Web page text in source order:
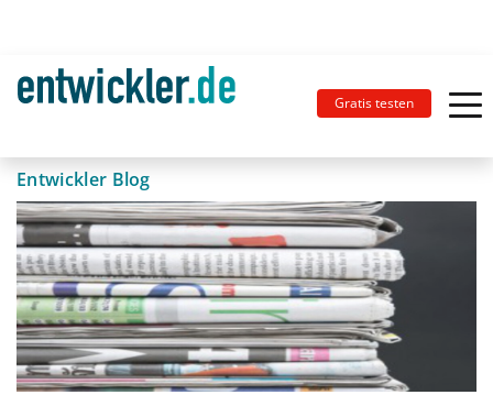
Gratis testen
Entwickler Blog